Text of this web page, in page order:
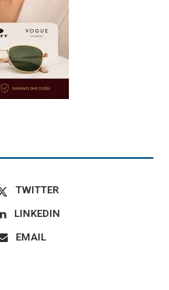
TWITTER
LINKEDIN
EMAIL